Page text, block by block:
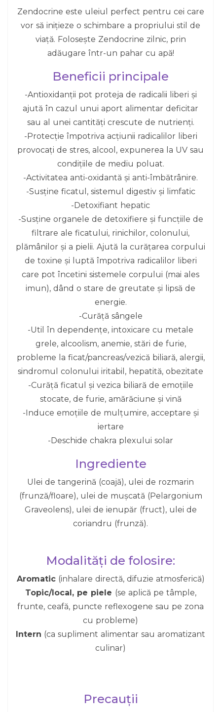
Zendocrine este uleiul perfect pentru cei care
vor să inițieze o schimbare a propriului stil de
viață. Folosește Zendocrine zilnic, prin
adăugare într-un pahar cu apă!
Beneficii principale
-Antioxidanții pot proteja de radicalii liberi și
ajută în cazul unui aport alimentar deficitar
sau al unei cantități crescute de nutrienți.
-Protecție împotriva acțiunii radicalilor liberi
provocați de stres, alcool, expunerea la UV sau
condițiile de mediu poluat.
-Activitatea anti-oxidantă și anti-îmbătrânire.
-Susține ficatul, sistemul digestiv și limfatic
-Detoxifiant hepatic
-Susține organele de detoxifiere și funcțiile de
filtrare ale ficatului, rinichilor, colonului,
plămânilor și a pielii. Ajută la curățarea corpului
de toxine și luptă împotriva radicalilor liberi
care pot încetini sistemele corpului (mai ales
imun), dând o stare de greutate și lipsă de
energie.
-Curăță sângele
-Util în dependențe, intoxicare cu metale
grele, alcoolism, anemie, stări de furie,
probleme la ficat/pancreas/vezică biliară, alergii,
sindromul colonului iritabil, hepatită, obezitate
-Curăță ficatul și vezica biliară de emoțiile
stocate, de furie, amărăciune și vină
-Induce emoțiile de mulțumire, acceptare și
iertare
-Deschide chakra plexului solar
Ingrediente
Ulei de tangerină (coajă), ulei de rozmarin
(frunză/floare), ulei de mușcată (Pelargonium
Graveolens), ulei de ienupăr (fruct), ulei de
coriandru (frunză).
Modalități de folosire:
Aromatic(inhalare directă, difuzie atmosferică)
Topic/local, pe piele (se aplică pe tâmple,
frunte, ceafă, puncte reflexogene sau pe zona
cu probleme)
Intern (ca supliment alimentar sau aromatizant
culinar)
Precauții